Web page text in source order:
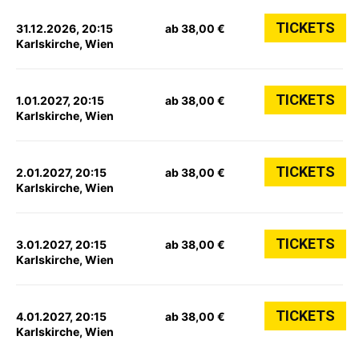
31.12.2026, 20:15
Karlskirche, Wien
ab 38,00 € TICKETS
1.01.2027, 20:15
Karlskirche, Wien
ab 38,00 € TICKETS
2.01.2027, 20:15
Karlskirche, Wien
ab 38,00 € TICKETS
3.01.2027, 20:15
Karlskirche, Wien
ab 38,00 € TICKETS
4.01.2027, 20:15
Karlskirche, Wien
ab 38,00 € TICKETS